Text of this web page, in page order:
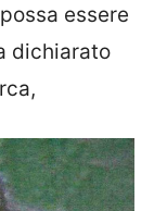
essere
dichiarato